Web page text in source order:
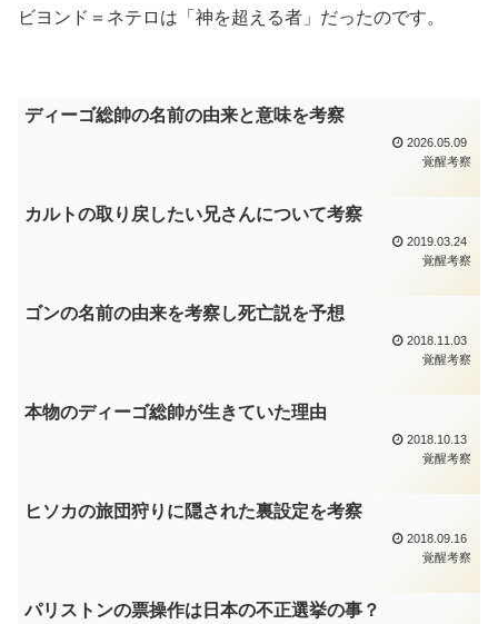
ビヨンド＝ネテロは「神を超える者」だったのです。
ディーゴ総帥の名前の由来と意味を考察
2026.05.09
覚醒考察
カルトの取り戻したい兄さんについて考察
2019.03.24
覚醒考察
ゴンの名前の由来を考察し死亡説を予想
2018.11.03
覚醒考察
本物のディーゴ総帥が生きていた理由
2018.10.13
覚醒考察
ヒソカの旅団狩りに隠された裏設定を考察
2018.09.16
覚醒考察
パリストンの票操作は日本の不正選挙の事？